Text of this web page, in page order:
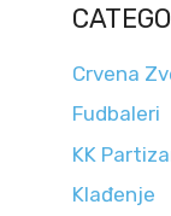
Crvena
Fudbaleri
KK
Klađenje